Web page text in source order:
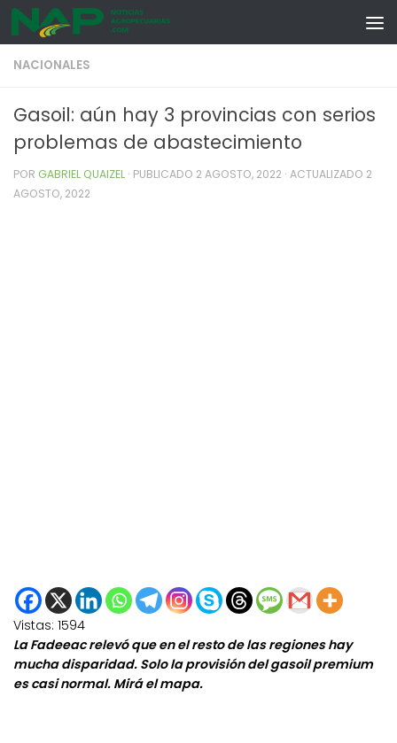
Skip to content
NACIONALES
Gasoil: aún hay 3 provincias con serios
problemas de abastecimiento
POR GABRIEL QUAIZEL · PUBLICADO 2 AGOSTO, 2022 · ACTUALIZADO 2
AGOSTO, 2022
Vistas: 1594
La Fadeeac relevó que en el resto de las regiones hay
mucha disparidad. Solo la provisión del gasoil premium
es casi normal. Mirá el mapa.